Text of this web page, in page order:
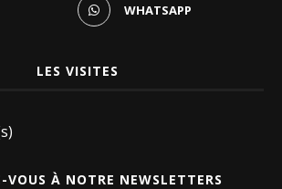
WHATSAPP
LES VISITES
VOUS À NOTRE NEWSLETTERS